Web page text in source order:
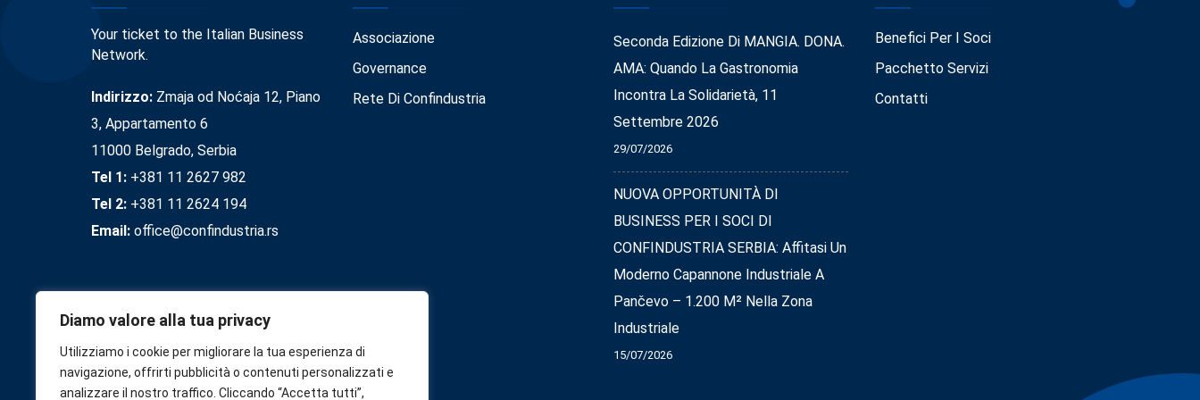
Diamo valore alla tua privacy
Utilizziamo i cookie per migliorare la tua esperienza di
navigazione, offrirti pubblicità o contenuti personalizzati e
analizzare il nostro traffico. Cliccando “Accetta tutti”,
Your ticket to the Italian Business
Network.
Indirizzo: Zmaja od Noćaja 12, Piano
3, Appartamento 6
11000 Belgrado, Serbia
Tel 1: +381 11 2627 982
Tel 2: +381 11 2624 194
Email: office@confindustria.rs
Associazione
Governance
Rete Di Confindustria
Seconda Edizione Di MANGIA. DONA.
AMA: Quando La Gastronomia
Incontra La Solidarietà, 11
Settembre 2026
29/07/2026
NUOVA OPPORTUNITÀ DI
BUSINESS PER I SOCI DI
CONFINDUSTRIA SERBIA: Affitasi Un
Moderno Capannone Industriale A
Pančevo – 1.200 M² Nella Zona
Industriale
15/07/2026
Benefici Per I Soci
Pacchetto Servizi
Contatti